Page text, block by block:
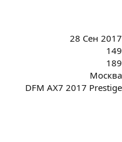
28 Сен 2017
149
189
Москва
DFM AX7 2017 Prestigе